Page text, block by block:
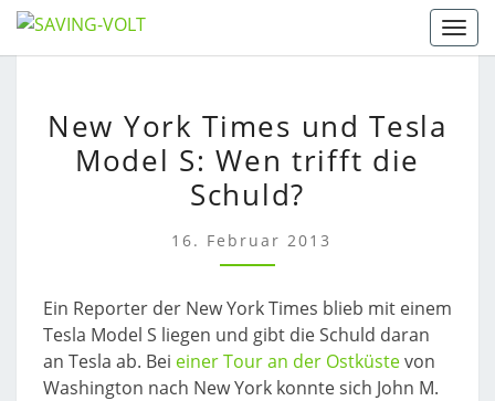
Skip
to
YORK
TIMES
UND
TESLA
MODEL
S:
TRIFFT
DIE
SCHULD?
New York Times und Tesla
Model S: Wen trifft die
Schuld?
16. Februar 2013
Ein Reporter der New York Times blieb mit einem
Tesla Model S liegen und gibt die Schuld daran
an Tesla ab. Bei einer Tour an der Ostküstevon
Washington nach New York konnte sich John M.